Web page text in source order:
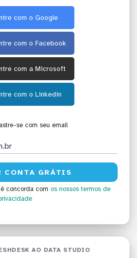
com o Google
com o Facebook
com a Microsoft
com o Linkedin
se com seu email
concorda com os nossos termos de
AO DATA STUDIO